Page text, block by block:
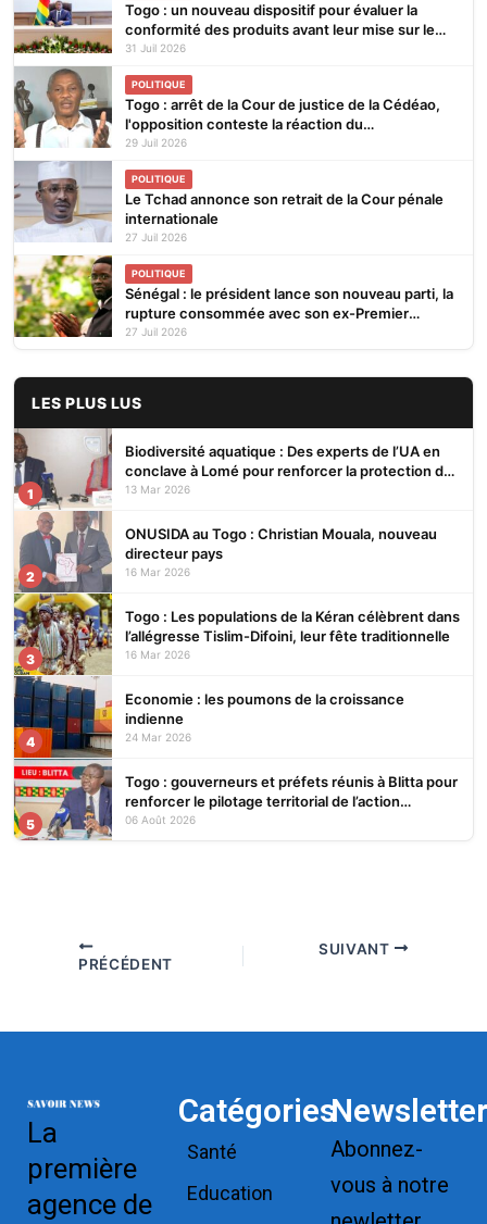
Togo : un nouveau dispositif pour évaluer la
conformité des produits avant leur mise sur le
marché
31 Juil 2026
POLITIQUE
Togo : arrêt de la Cour de justice de la Cédéao,
l'opposition conteste la réaction du
gouvernement
29 Juil 2026
POLITIQUE
Le Tchad annonce son retrait de la Cour pénale
internationale
27 Juil 2026
POLITIQUE
Sénégal : le président lance son nouveau parti, la
rupture consommée avec son ex-Premier
ministre
27 Juil 2026
LES PLUS LUS
1
Biodiversité aquatique : Des experts de l’UA en
conclave à Lomé pour renforcer la protection des
écosystèmes
13 Mar 2026
2
ONUSIDA au Togo : Christian Mouala, nouveau
directeur pays
16 Mar 2026
3
Togo : Les populations de la Kéran célèbrent dans
l’allégresse Tislim-Difoini, leur fête traditionnelle
16 Mar 2026
4
Economie : les poumons de la croissance
indienne
24 Mar 2026
5
Togo : gouverneurs et préfets réunis à Blitta pour
renforcer le pilotage territorial de l’action
publique
06 Août 2026
PRÉCÉDENT
SUIVANT
La
première
agence de
Catégories
Santé
Education
Newsletter
Abonnez-
vous à notre